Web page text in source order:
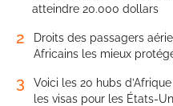
atteindre 20.000 dollars
2
Droits des passagers
Africains les mieux
3
Voici les 20 hubs
les visas pour les États-